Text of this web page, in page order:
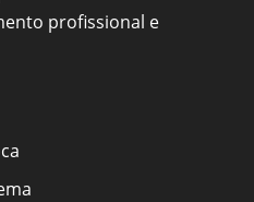
profissional e